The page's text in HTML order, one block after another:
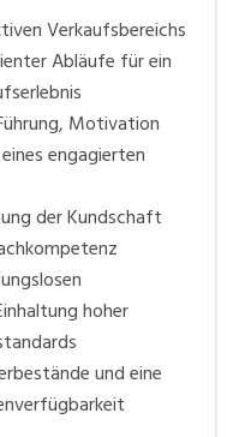
Verkaufsbereichs
Abläufe für ein
Motivation
engagierten
der Kundschaft
hoher
und eine